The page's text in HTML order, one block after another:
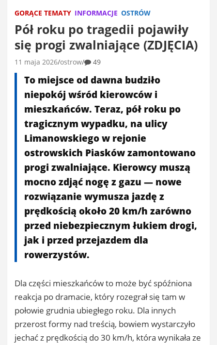
GORĄCE TEMATY INFORMACJE OSTRÓW
Pół roku po tragedii pojawiły
się progi zwalniające (ZDJĘCIA)
11 maja 2026 ostrow 49
To miejsce od dawna budziło
niepokój wśród kierowców i
mieszkańców. Teraz, pół roku po
tragicznym wypadku, na ulicy
Limanowskiego w rejonie
ostrowskich Piasków zamontowano
progi zwalniające. Kierowcy muszą
mocno zdjąć nogę z gazu — nowe
rozwiązanie wymusza jazdę z
prędkością około 20 km/h zarówno
przed niebezpiecznym łukiem drogi,
jak i przed przejazdem dla
rowerzystów.
Dla części mieszkańców to może być spóźniona
reakcja po dramacie, który rozegrał się tam w
połowie grudnia ubiegłego roku. Dla innych
przerost formy nad treścią, bowiem wystarczyło
jechać z prędkością do 30 km/h, która wynikała ze